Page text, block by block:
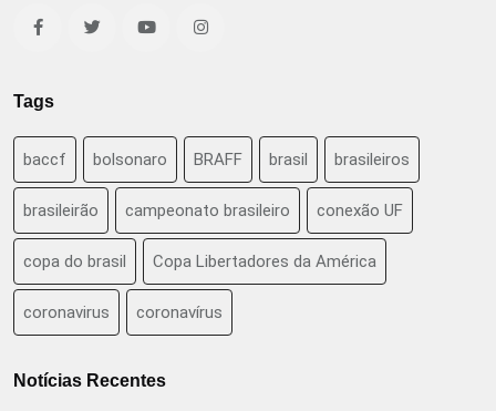
Tags
baccf bolsonaro BRAFF brasil brasileiros
brasileirão campeonato brasileiro conexão UF
copa do brasil Copa Libertadores da América
coronavirus coronavírus
Notícias Recentes